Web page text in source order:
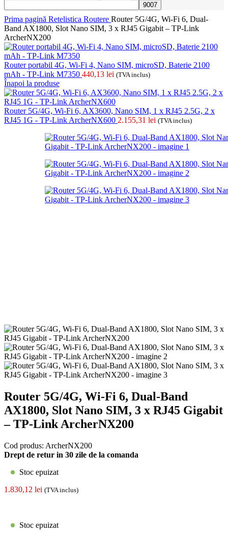
Prima pagină Retelistica Routere Router 5G/4G, Wi-Fi 6, Dual-
Band AX1800, Slot Nano SIM, 3 x RJ45 Gigabit – TP-Link
ArcherNX200
Router portabil 4G, Wi-Fi 4, Nano SIM, microSD, Baterie 2100
mAh - TP-Link M7350 440,13 lei (TVA inclus)
Înapoi la produse
Router 5G/4G, Wi-Fi 6, AX3600, Nano SIM, 1 x RJ45 2.5G, 2 x
RJ45 1G - TP-Link ArcherNX600 2.155,31 lei (TVA inclus)
Router 5G/4G, Wi-Fi 6, Dual-Band
AX1800, Slot Nano SIM, 3 x RJ45 Gigabit
– TP-Link ArcherNX200
Cod produs: ArcherNX200
Drept de retur in 30 zile de la comanda
Stoc epuizat
1.830,12 lei (TVA inclus)
Stoc epuizat